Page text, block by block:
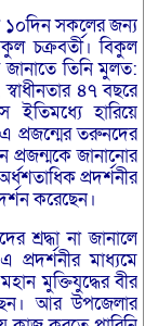
১০দিন সকলের জন্য
চক্রবর্তী। বিকুল
জানাতে তিনি মুলত:
৪৭ বছরে
ইতিমধ্যে হারিয়ে
প্রজন্মের তরুনদের
প্রজন্মকে জানানোর
প্রদর্শনীর
করেছেন।
শ্রদ্ধা না জানালে
প্রদর্শনীর মাধ্যমে
মুক্তিযুদ্ধের বীর
আর উপজেলার